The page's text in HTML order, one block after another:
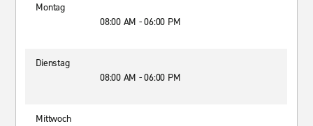
Montag
08:00 AM - 06:00 PM
Dienstag
08:00 AM - 06:00 PM
Mittwoch